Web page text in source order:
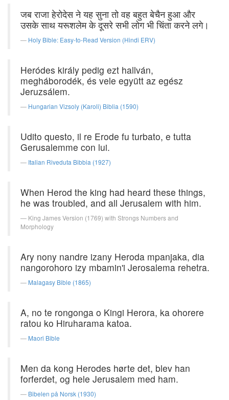
जब राजा हेरोदेस ने यह सुना तो वह बहुत बेचैन हुआ और
उसके साथ यरूशलेम के दूसरे सभी लोग भी चिंता करने लगे।
Holy Bible: Easy-to-Read Version (Hindi ERV)
Heródes király pedig ezt hallván,
megháborodék, és vele együtt az egész
Jeruzsálem.
Hungarian Vizsoly (Karoli) Biblia (1590)
Udito questo, il re Erode fu turbato, e tutta
Gerusalemme con lui.
Italian Riveduta Bibbia (1927)
When Herod the king had heard these things,
he was troubled, and all Jerusalem with him.
King James Version (1769) with Strongs Numbers and
Morphology
Ary nony nandre izany Heroda mpanjaka, dia
nangorohoro izy mbamin'i Jerosalema rehetra.
Malagasy Bible (1865)
A, no te rongonga o Kingi Herora, ka ohorere
ratou ko Hiruharama katoa.
Maori Bible
Men da kong Herodes hørte det, blev han
forferdet, og hele Jerusalem med ham.
Bibelen på Norsk (1930)